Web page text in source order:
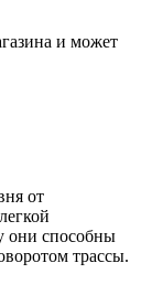
и может
от
они способны
трассы.